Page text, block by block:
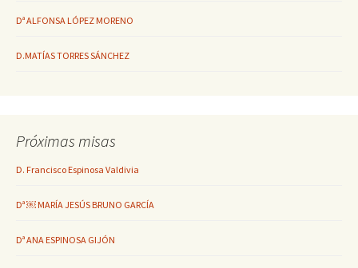
Dª ALFONSA LÓPEZ MORENO
D.MATÍAS TORRES SÁNCHEZ
Próximas misas
D. Francisco Espinosa Valdivia
Dª ￼ MARÍA JESÚS BRUNO GARCÍA
Dª ANA ESPINOSA GIJÓN